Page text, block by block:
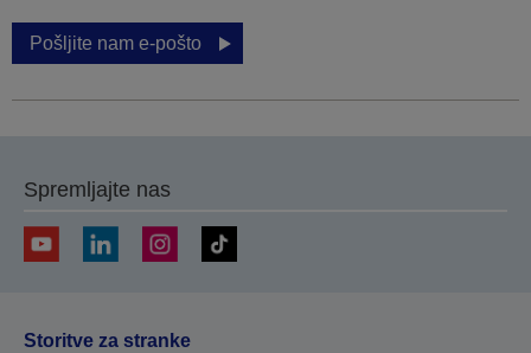
Pošljite nam e-pošto
Spremljajte nas
Storitve za stranke